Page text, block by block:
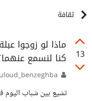
ثقافة
13
ماذا لو زوجوا
كنا لنسمع
تشيع بين شباب اليوم